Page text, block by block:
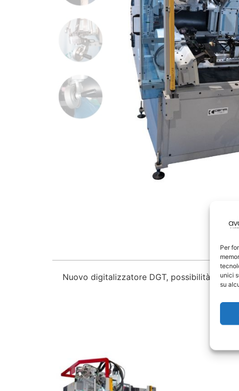
Per
unici
su
Nuovo digitalizzatore DGT, possibilità di